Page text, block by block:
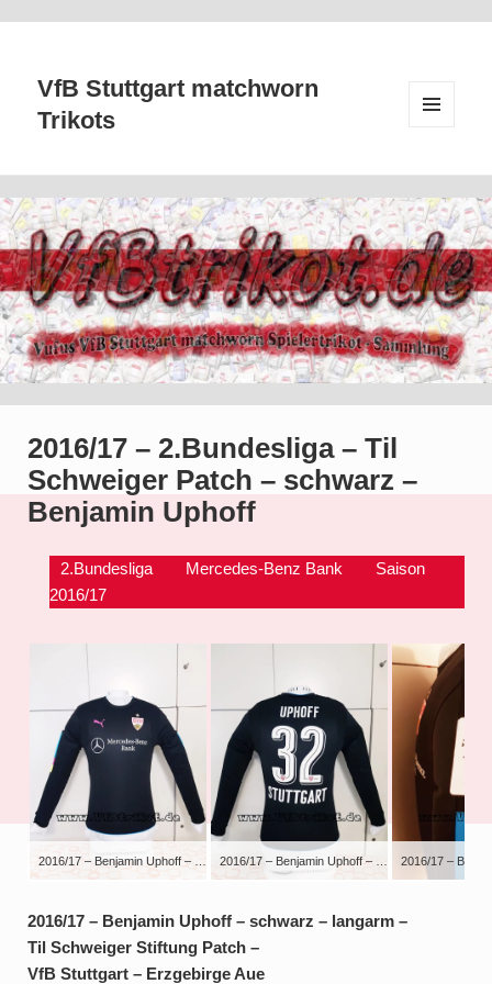
VfB Stuttgart matchworn
Trikots
2016/17 – 2.Bundesliga – Til
Schweiger Patch – schwarz –
Benjamin Uphoff
2.Bundesliga Mercedes-Benz Bank
Saison
2016/17
2016/17 – Benjamin Uphoff – schwarz – langarm –
Til Schweiger Stiftung Patch –
VfB Stuttgart – Erzgebirge Aue